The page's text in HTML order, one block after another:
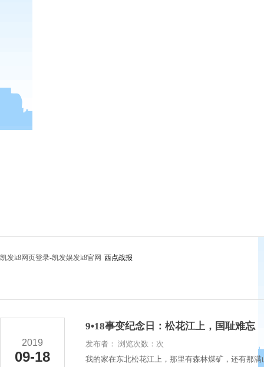
凯发k8网页登录-凯发娱发k8官网 西点战报
2019
09-18
9•18事变纪念日：松花江上，国耻难忘
发布者： 浏览次数：次
我的家在东北松花江上，那里有森林煤矿，还有那